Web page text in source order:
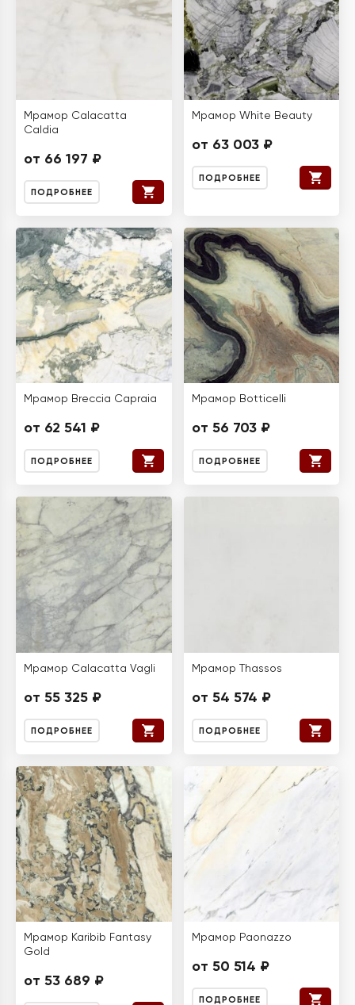
Мрамор Calacatta
Caldia
от 66 197 ₽
ПОДРОБНЕЕ
Мрамор White Beauty
от 63 003 ₽
ПОДРОБНЕЕ
Мрамор Breccia Capraia
от 62 541 ₽
ПОДРОБНЕЕ
Мрамор Botticelli
от 56 703 ₽
ПОДРОБНЕЕ
Мрамор Calacatta Vagli
от 55 325 ₽
ПОДРОБНЕЕ
Мрамор Thassos
от 54 574 ₽
ПОДРОБНЕЕ
Мрамор Karibib Fantasy
Gold
от 53 689 ₽
Мрамор Paonazzo
от 50 514 ₽
ПОДРОБНЕЕ